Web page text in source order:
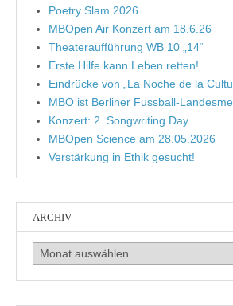
Poetry Slam 2026
MBOpen Air Konzert am 18.6.26
Theateraufführung WB 10 „14“
Erste Hilfe kann Leben retten!
Eindrücke von „La Noche de la
MBO ist Berliner Fussball-
Konzert: 2. Songwriting Day
MBOpen Science am 28.05.2026
Verstärkung in Ethik gesucht!
ARCHIV
Archiv